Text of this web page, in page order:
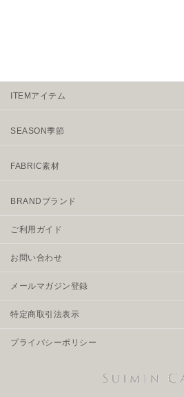
ITEMアイテム
SEASON季節
FABRIC素材
BRANDブランド
ご利用ガイド
お問い合わせ
メールマガジン登録
特定商取引法表示
プライバシーポリシー